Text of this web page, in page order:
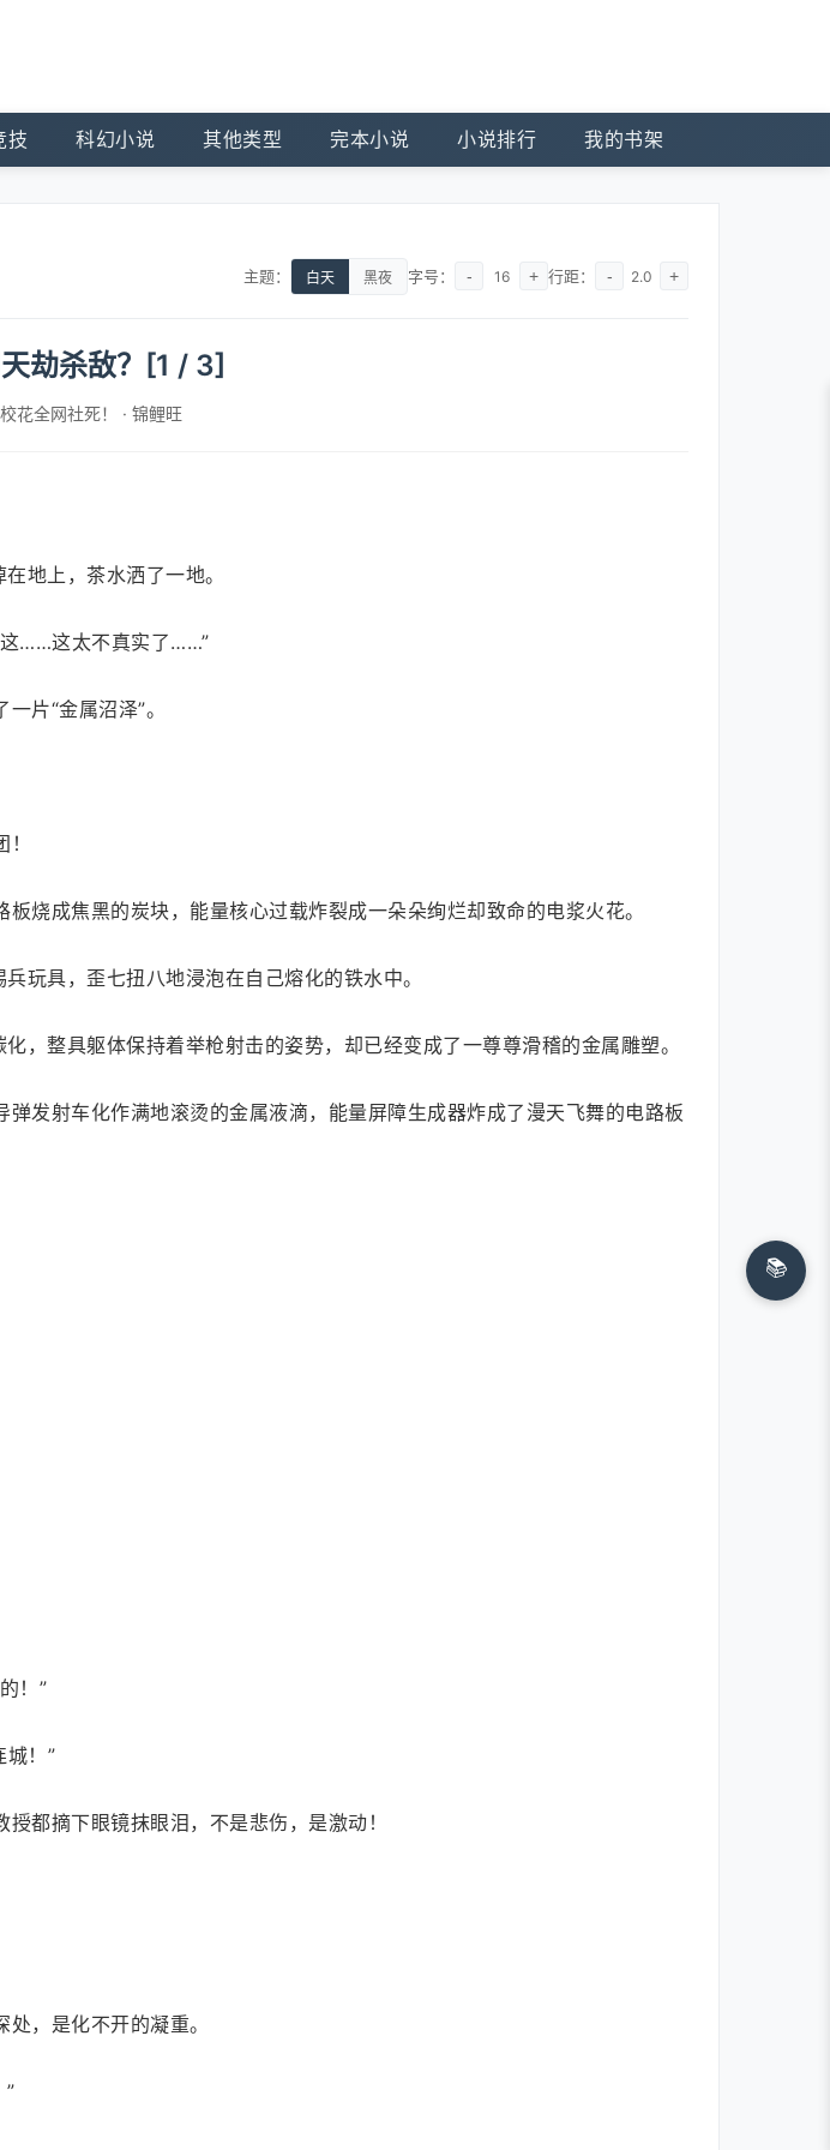
技 科幻小说 其他类型 完本小说 小说排行 我的书架
主题： 白天 黑夜 字号： - 16 + 行距： - 2.0 +
劫杀敌？[1 / 3]
花全网社死！ · 锦鲤旺
地上，茶水洒了一地。
这……这太不真实了……”
片“金属沼泽”。
烧成焦黑的炭块，能量核心过载炸裂成一朵朵绚烂却致命的电浆火花。
玩具，歪七扭八地浸泡在自己熔化的铁水中。
，整具躯体保持着举枪射击的姿势，却已经变成了一尊尊滑稽的金属雕塑。
发射车化作满地滚烫的金属液滴，能量屏障生成器炸成了漫天飞舞的电路板
！”
城！”
都摘下眼镜抹眼泪，不是悲伤，是激动！
，是化不开的凝重。
📚